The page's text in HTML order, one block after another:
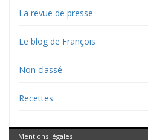
La revue de presse
Le blog de François
Non classé
Recettes
Mentions légales